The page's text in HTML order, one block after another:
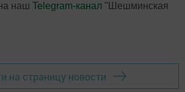
наш Telegram-канал "Шешминская
на страницу новости